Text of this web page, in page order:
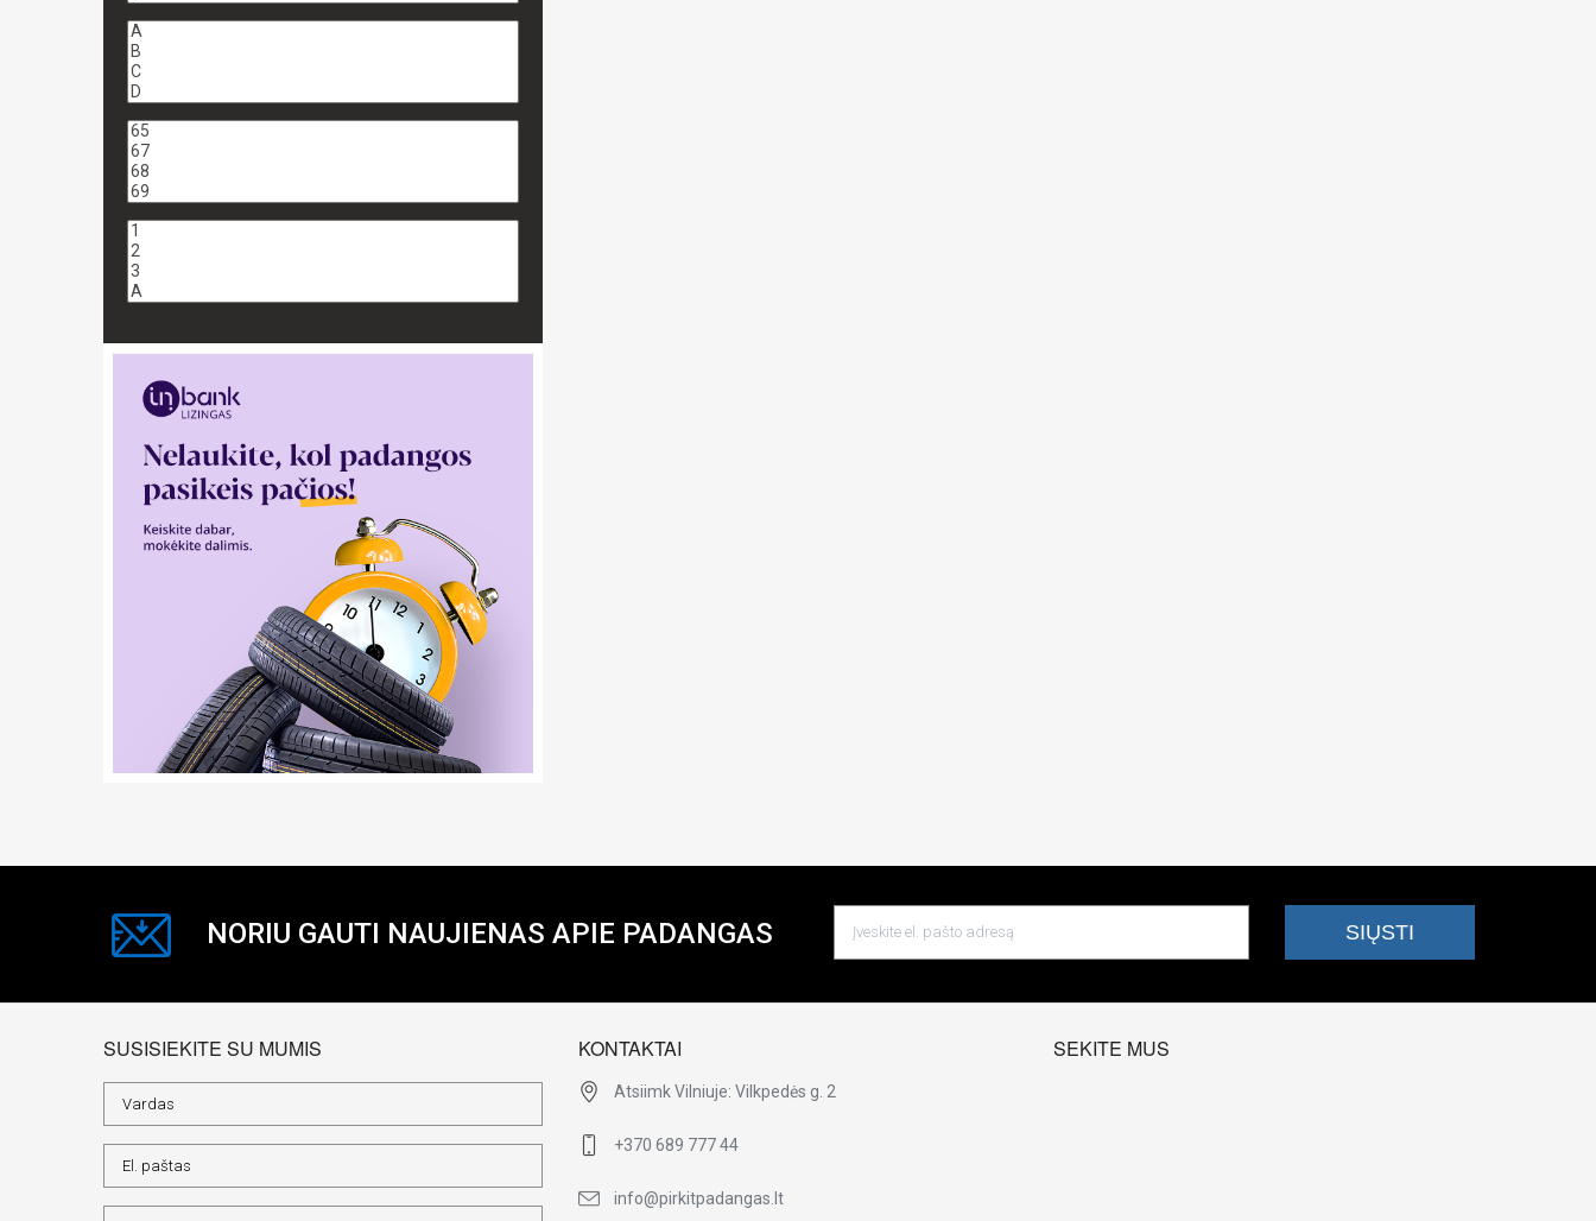
NORIU GAUTI NAUJIENAS APIE PADANGAS
SUSISIEKITE SU MUMIS KONTAKTAI
Atsiimk Vilniuje: Vilkpedės g. 2
+370 689 777 44
info@pirkitpadangas.lt
SEKITE MUS